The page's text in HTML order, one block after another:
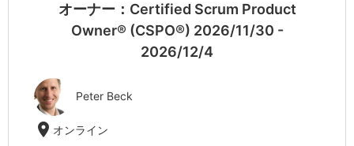
オーナー：Certified Scrum Product
Owner® (CSPO®) 2026/11/30 -
2026/12/4
Peter Beck
location_on オンライン